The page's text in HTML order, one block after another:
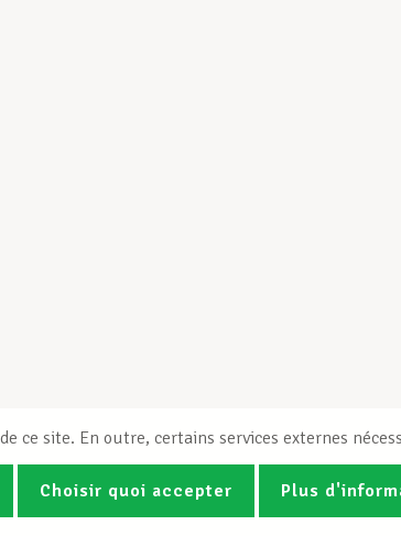
ce site. En outre, certains services externes
Choisir quoi accepter Plus